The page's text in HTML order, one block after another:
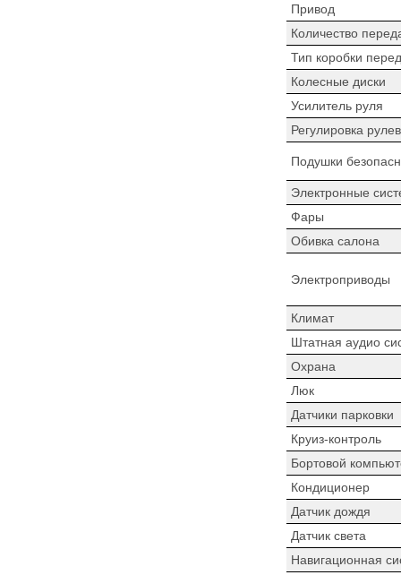
Привод
Количество
Тип коробки
Колесные диски
Усилитель руля
Регулировка
Подушки
Электронные
Фары
Обивка салона
Электроприводы
Климат
Штатная аудио
Охрана
Люк
Датчики парковки
Круиз-контроль
Бортовой
Кондиционер
Датчик дождя
Датчик света
Навигационная